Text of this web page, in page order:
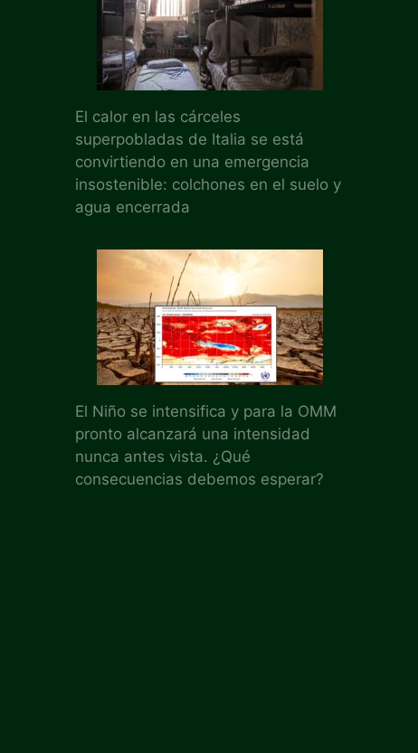
El calor en las cárceles
superpobladas de Italia se está
convirtiendo en una emergencia
insostenible: colchones en el suelo y
agua encerrada
El Niño se intensifica y para la OMM
pronto alcanzará una intensidad
nunca antes vista. ¿Qué
consecuencias debemos esperar?